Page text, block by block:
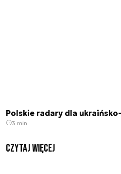
Polskie radary dla
3 min.
czytaj więcej